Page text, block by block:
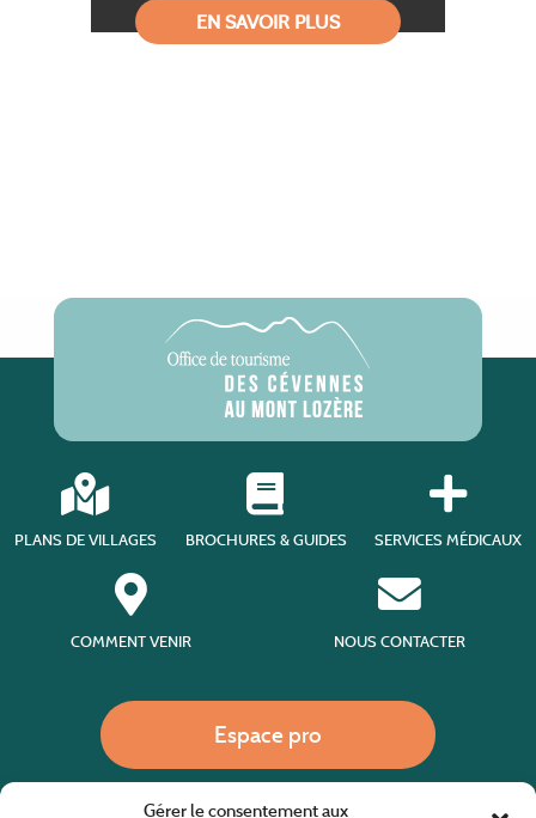
Gérer le consentement aux
EN SAVOIR PLUS
PLANS DE VILLAGES BROCHURES & GUIDES SERVICES MÉDICAUX
COMMENT VENIR NOUS CONTACTER
Espace pro